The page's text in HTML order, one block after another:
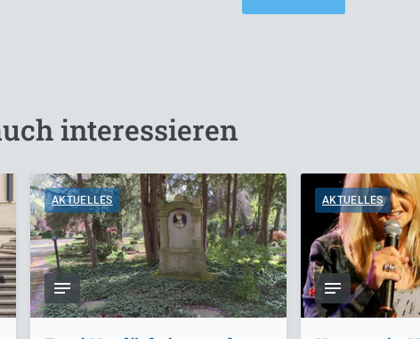
interessieren
AKTUELLES AKTUELLES